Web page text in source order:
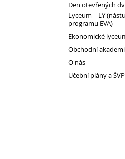
Přijímací řízení 2026
Den otevřených dveří
Lyceum – LY
Ekonomické lyceum –
Den otevřených
Lyceum – LY
programu EVA)
Ekonomické
Obchodní
O nás
Učební plány a ŠVP